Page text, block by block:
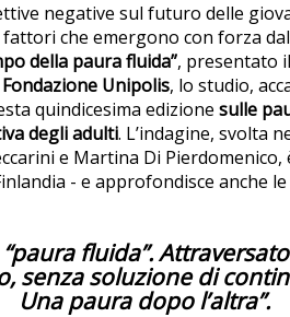
negative sul futuro delle
che emergono con forza dal
della paura fluida”, presentato
Unipolis, lo studio,
quindicesima edizione sulle
degli adulti. L’indagine, svolta
e Martina Di
- e approfondisce anche
fluida”.
senzasoluzione di
Una paura dopo l’altra”.